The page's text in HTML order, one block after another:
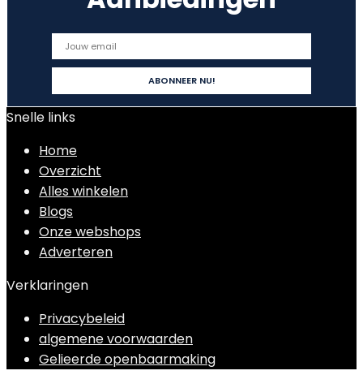
Snelle links
Home
Overzicht
Alles winkelen
Blogs
Onze webshops
Adverteren
Verklaringen
Privacybeleid
algemene voorwaarden
Gelieerde openbaarmaking